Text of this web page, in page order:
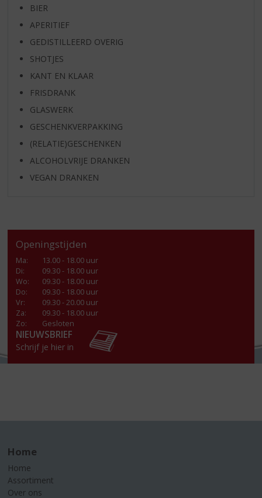
BIER
APERITIEF
GEDISTILLEERD OVERIG
SHOTJES
KANT EN KLAAR
FRISDRANK
GLASWERK
GESCHENKVERPAKKING
(RELATIE)GESCHENKEN
ALCOHOLVRIJE DRANKEN
VEGAN DRANKEN
Openingstijden
Ma:
13.00 - 18.00 uur
Di:
09.30 - 18.00 uur
Wo:
09.30 - 18.00 uur
Do:
09.30 - 18.00 uur
Vr:
09.30 - 20.00 uur
Za:
09.30 - 18.00 uur
Zo:
Gesloten
NIEUWSBRIEF
Schrijf je hier in
Home
Home
Assortiment
Over ons